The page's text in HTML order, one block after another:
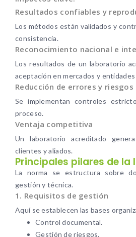
Resultados confiables y
Los métodos están validados y
consistencia.
Reconocimiento nacional e
Los resultados de un laboratorio
aceptación en mercados y
Reducción de errores y riesgos
Se implementan controles
proceso.
Ventaja competitiva
Un laboratorio acreditado
clientes y aliados.
Principales pilares de la
La norma se estructura sobre
gestión y técnica.
1. Requisitos de gestión
Aquí se establecen las bases
Control documental.
Gestión de riesgos.